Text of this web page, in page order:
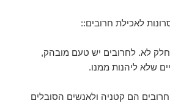
לאכילת חרובים::
לא. לחרובים יש טעם מובהק,
שלא ליהנות ממנו.
חרובים הם קטניה ולאנשים הסובלים